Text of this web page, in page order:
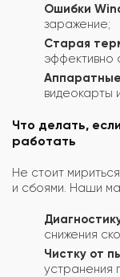
Ошибки
заражение;
Старая
эффективно
видеокарты
Что делать,
работать
Не стоит
и сбоями. Наши
снижения
Чистку от
устранения